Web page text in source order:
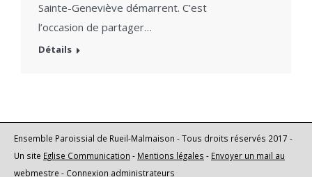
Sainte-Geneviève démarrent. C’est
l’occasion de partager…
Détails
Ensemble Paroissial de Rueil-Malmaison - Tous droits réservés 2017 -
Un site Eglise Communication - Mentions légales - Envoyer un mail au
webmestre - Connexion administrateurs